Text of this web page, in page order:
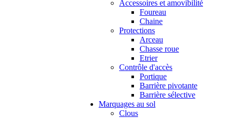
Accessoires et amovibilité
Foureau
Chaine
Protections
Arceau
Chasse roue
Etrier
Contrôle d'accès
Portique
Barrière pivotante
Barrière sélective
Marquages au sol
Clous